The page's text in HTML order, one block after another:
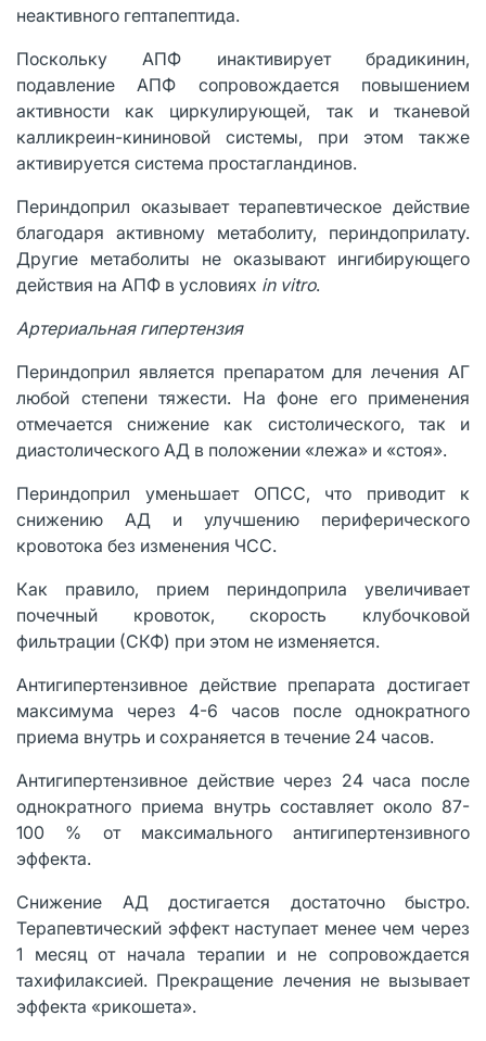
неактивного гептапептида.
Поскольку АПФ инактивирует брадикинин,
подавление АПФ сопровождается повышением
активности как циркулирующей, так и тканевой
калликреин-кининовой системы, при этом также
активируется система простагландинов.
Периндоприл оказывает терапевтическое действие
благодаря активному метаболиту, периндоприлату.
Другие метаболиты не оказывают ингибирующего
действия на АПФ в условиях in vitro.
Артериальная гипертензия
Периндоприл является препаратом для лечения АГ
любой степени тяжести. На фоне его применения
отмечается снижение как систолического, так и
диастолического АД в положении «лежа» и «стоя».
Периндоприл уменьшает ОПСС, что приводит к
снижению АД и улучшению периферического
кровотока без изменения ЧСС.
Как правило, прием периндоприла увеличивает
почечный кровоток, скорость клубочковой
фильтрации (СКФ) при этом не изменяется.
Антигипертензивное действие препарата достигает
максимума через 4-6 часов после однократного
приема внутрь и сохраняется в течение 24 часов.
Антигипертензивное действие через 24 часа после
однократного приема внутрь составляет около 87-
100 % от максимального антигипертензивного
эффекта.
Снижение АД достигается достаточно быстро.
Терапевтический эффект наступает менее чем через
1 месяц от начала терапии и не сопровождается
тахифилаксией. Прекращение лечения не вызывает
эффекта «рикошета».